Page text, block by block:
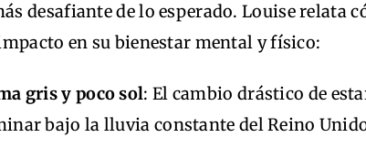
desafiante de lo esperado. Louise relata
en su bienestar mental y físico:
gris y poco sol: El cambio drástico de
bajo la lluvia constante del Reino